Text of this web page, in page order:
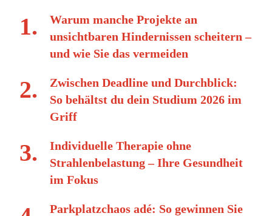
Warum manche Projekte an
unsichtbaren Hindernissen scheitern –
und wie Sie das vermeiden
Zwischen Deadline und Durchblick:
So behältst du dein Studium 2026 im
Griff
Individuelle Therapie ohne
Strahlenbelastung – Ihre Gesundheit
im Fokus
Parkplatzchaos adé: So gewinnen Sie